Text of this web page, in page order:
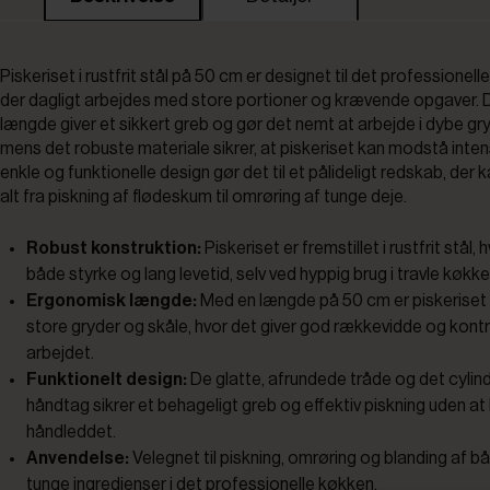
Piskeriset i rustfrit stål på 50 cm er designet til det
der dagligt arbejdes med store portioner og krævende opgaver.
længde giver et sikkert greb og gør det nemt at arbejde i dybe
mens det robuste materiale sikrer, at piskeriset kan modstå
enkle og funktionelle design gør det til et pålideligt redskab, der
alt fra piskning af flødeskum til omrøring af tunge deje.
Robust konstruktion: Piskeriset er fremstillet i rustfrit stål,
både styrke og lang levetid, selv ved hyppig brug i travle
Ergonomisk længde: Med en længde på 50 cm er piskeriset
store gryder og skåle, hvor det giver god rækkevidde og
arbejdet.
Funktionelt design: De glatte, afrundede tråde og det
håndtag sikrer et behageligt greb og effektiv piskning uden
håndleddet.
Anvendelse: Velegnet til piskning, omrøring og blanding af
tunge ingredienser i det professionelle køkken.